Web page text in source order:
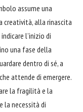
assume una
creatività, alla rinascita
l’inizio di
una fase della
dentro di sé, a
attende di emergere.
la fragilità e la
la necessità di